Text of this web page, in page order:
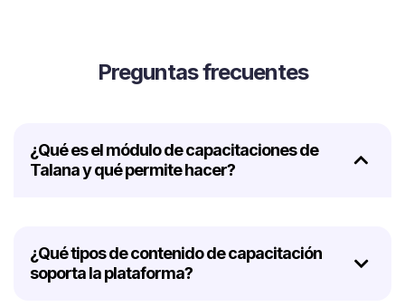
Preguntas frecuentes
¿Qué es el módulo de capacitaciones de
Talana y qué permite hacer?
¿Qué tipos de contenido de capacitación
soporta la plataforma?